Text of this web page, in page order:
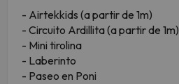
- Airtekkids (a partir de 1m)
- Circuito Ardillita (a partir de 1m)
- Mini tirolina
- Laberinto
- Paseo en Poni